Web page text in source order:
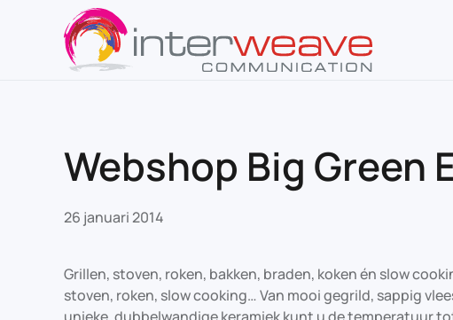
Overslaan en naar de inhoud gaan
Webshop Big Green
26 januari 2014
Grillen, stoven, roken, bakken, braden, koken én slow
stoven, roken, slow cooking… Van mooi gegrild, sappig